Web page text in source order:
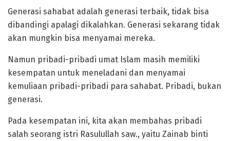
Generasi sahabat adalah generasi terbaik, tidak bisa
dibandingi apalagi dikalahkan. Generasi sekarang tidak
akan mungkin bisa menyamai mereka.
Namun pribadi-pribadi umat Islam masih memiliki
kesempatan untuk meneladani dan menyamai
kemuliaan pribadi-pribadi para sahabat. Pribadi, bukan
generasi.
Pada kesempatan ini, kita akan membahas pribadi
salah seorang istri Rasulullah saw., yaitu Zainab binti